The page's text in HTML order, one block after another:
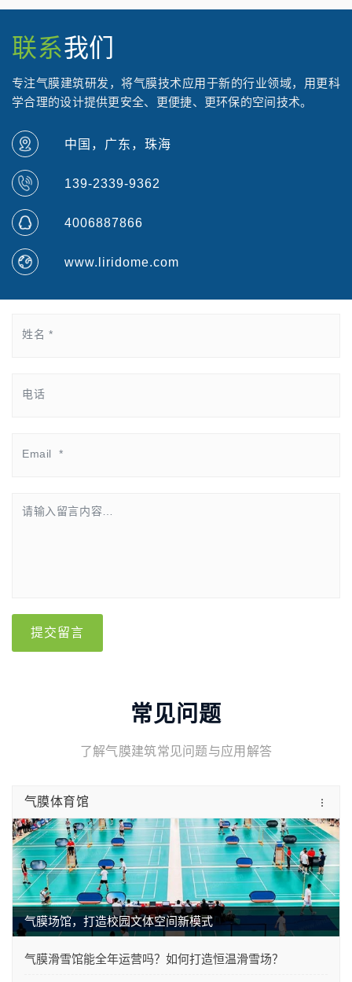
联系我们
专注气膜建筑研发，将气膜技术应用于新的行业领域，用更科
学合理的设计提供更安全、更便捷、更环保的空间技术。
中国，广东，珠海
139-2339-9362
4006887866
www.liridome.com
提交留言
常见问题
了解气膜建筑常见问题与应用解答
气膜体育馆
气膜场馆，打造校园文体空间新模式
气膜滑雪馆能全年运营吗？如何打造恒温滑雪场？